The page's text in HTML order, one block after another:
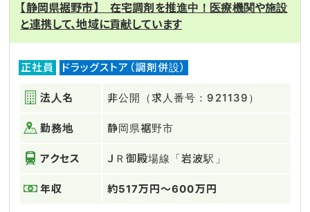
【静岡県裾野市】 在宅調剤を推進中！医療機関や施設
と連携して、地域に貢献しています
正社員 ドラッグストア（調剤併設）
法人名 非公開（求人番号：921139）
勤務地 静岡県裾野市
アクセス ＪＲ御殿場線「岩波駅」
年収 約517万円～600万円